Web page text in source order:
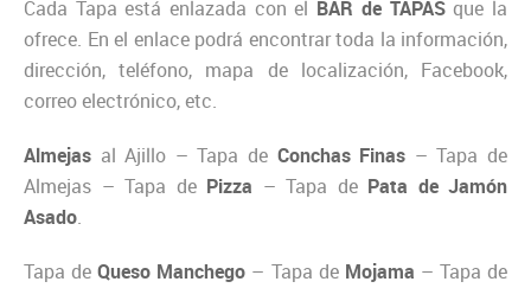
Cada Tapa está enlazada con el BAR de TAPASque la
ofrece. En el enlace podrá encontrar toda la información,
dirección, teléfono, mapa de localización, Facebook,
correo electrónico, etc.
Almejas al Ajillo – Tapa de Conchas Finas – Tapa de
Almejas – Tapa de Pizza – Tapa de Pata de Jamón
Asado.
Tapa deQueso Manchego – Tapa de Mojama – Tapa de